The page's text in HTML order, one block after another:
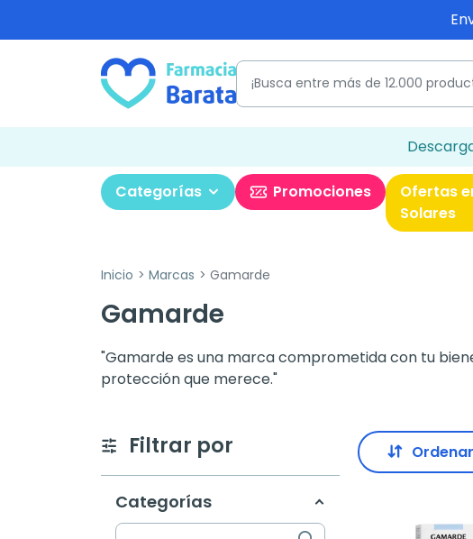
Categorías Promociones
Ofertas
Solares
Inicio Marcas Gamarde
Gamarde
"Gamarde es una marca comprometida con tu
protección que merece."
Filtrar por
Categorías
Ordenar